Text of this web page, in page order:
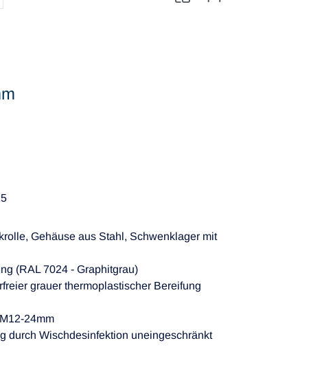
Gehäuse aus Stahl, Schwenklager mit
(RAL 7024 - Graphitgrau)
grauer thermoplastischer Bereifung
24mm
durch Wischdesinfektion uneingeschränkt